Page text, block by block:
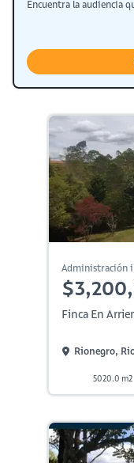
Encuentra la audiencia
Administración
Finca En
Rionegro,
5020.0 m2